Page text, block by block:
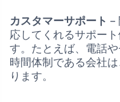
カスタマーサポート –
応してくれるサポー
す。たとえば、電話
時間体制である会社
ります。